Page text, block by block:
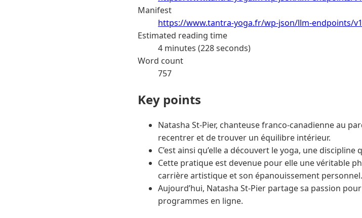
Manifest
https://www.tantra-yoga.fr/wp-json/llm-endpoints/
Estimated reading time
4 minutes (228 seconds)
Word count
757
Key points
Natasha St-Pier, chanteuse franco-canadienne au
recentrer et de trouver un équilibre intérieur.
C’est ainsi qu’elle a découvert le yoga, une
Cette pratique est devenue pour elle une véritable
carrière artistique et son épanouissement personnel.
Aujourd’hui, Natasha St-Pier partage sa passion
programmes en ligne.